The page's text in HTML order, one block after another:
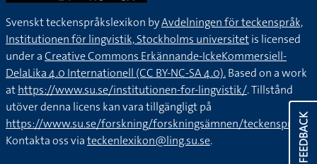
FEEDBACK
Svenskt teckenspråkslexikon byAvdelningen för teckenspråk,
Institutionen för lingvistik, Stockholms universitetis licensed
under aCreative Commons Erkännande-IckeKommersiell-
DelaLika 4.0 Internationell (CC BY-NC-SA 4.0).Based on a work
athttps://www.su.se/institutionen-for-lingvistik/. Tillstånd
utöver denna licens kan vara tillgängligt på
https://www.su.se/forskning/forskningsämnen/teckenspråk.
Kontakta oss viateckenlexikon@ling.su.se.